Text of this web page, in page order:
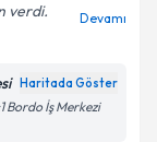
verdi.
Devamı
Haritada Göster
Bordo İş Merkezi